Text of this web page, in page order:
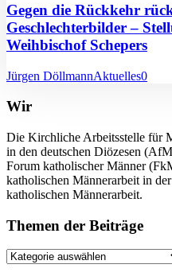
Gegen die Rückkehr
Geschlechterbilder –
Weihbischof Schepers
Jürgen DöllmannAktuelles0
Wir
Die Kirchliche Arbeitsstelle für
in den deutschen Diözesen
Forum katholischer Männer
katholischen Männerarbeit in
katholischen Männerarbeit.
Themen der Beiträge
Themen